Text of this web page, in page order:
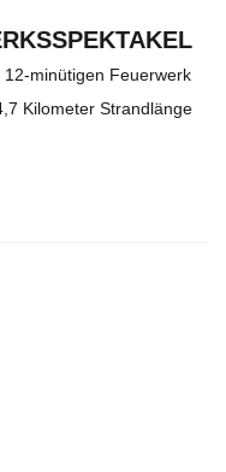
minütigen Feuerwerk
Kilometer Strandlänge